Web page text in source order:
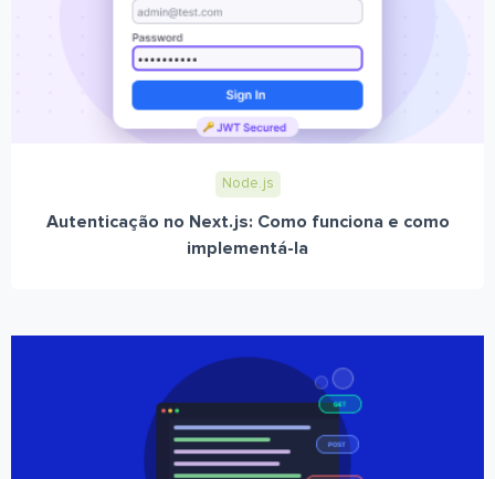
Node.js
Autenticação no Next.js: Como funciona e como
implementá-la